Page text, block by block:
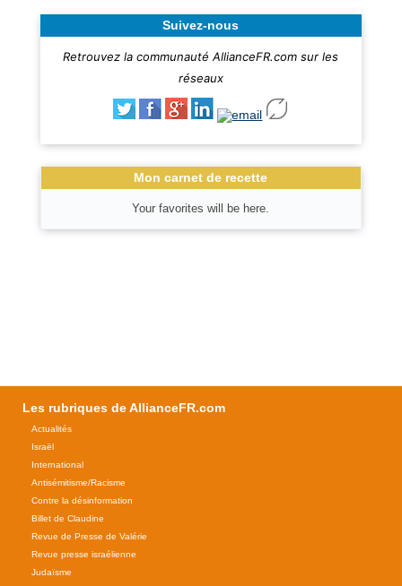
Suivez-nous
Retrouvez la communauté AllianceFR.com sur les
réseaux
Mon carnet de recette
Your favorites will be here.
Les rubriques de AllianceFR.com
Actualités
Israël
International
Antisémitisme/Racisme
Contre la désinformation
Billet de Claudine
Revue de Presse de Valérie
Revue presse israélienne
Judaïsme